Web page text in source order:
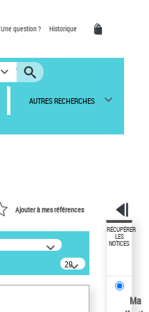
Une question ? Historique
AUTRES RECHERCHES
Ajouter à mes références
20
résultats/page
RÉCUPÉRER
LES
NOTICES
Ma